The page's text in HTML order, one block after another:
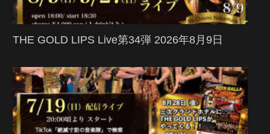
THE GOLD LIPS Live第34弾 2026年8月9日